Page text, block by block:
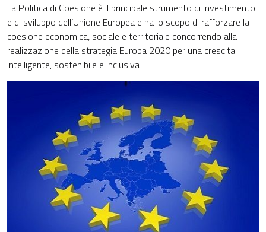
La Politica di Coesione è il principale strumento di investimento
e di sviluppo dell’Unione Europea e ha lo scopo di rafforzare la
coesione economica, sociale e territoriale concorrendo alla
realizzazione della strategia Europa 2020 per una crescita
intelligente, sostenibile e inclusiva